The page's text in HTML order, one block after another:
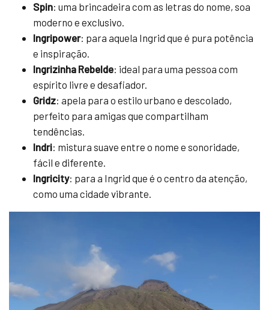
Spin: uma brincadeira com as letras do nome, soa
moderno e exclusivo.
Ingripower: para aquela Ingrid que é pura potência
e inspiração.
Ingrizinha Rebelde: ideal para uma pessoa com
espírito livre e desafiador.
Gridz: apela para o estilo urbano e descolado,
perfeito para amigas que compartilham
tendências.
Indri: mistura suave entre o nome e sonoridade,
fácil e diferente.
Ingricity: para a Ingrid que é o centro da atenção,
como uma cidade vibrante.